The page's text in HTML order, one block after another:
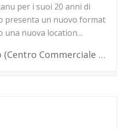
per i suoi 20 anni di
presenta un nuovo format
una nuova location…
Commerciale Alto Pevero),